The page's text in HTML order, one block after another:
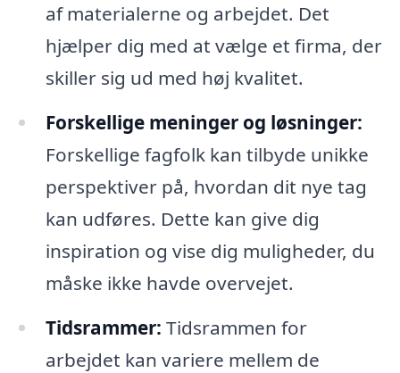
af materialerne og arbejdet. Det
hjælper dig med at vælge et firma, der
skiller sig ud med høj kvalitet.
Forskellige meninger og løsninger:
Forskellige fagfolk kan tilbyde unikke
perspektiver på, hvordan dit nye tag
kan udføres. Dette kan give dig
inspiration og vise dig muligheder, du
måske ikke havde overvejet.
Tidsrammer: Tidsrammen for
arbejdet kan variere mellem de